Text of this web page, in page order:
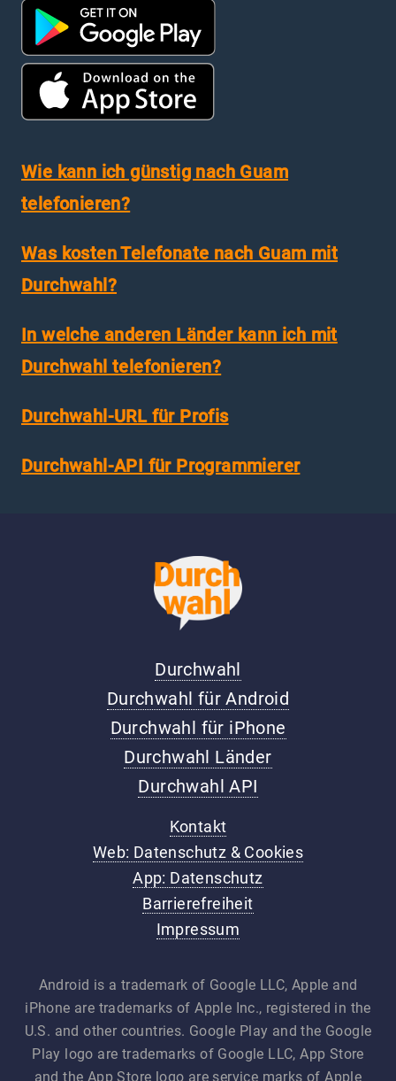
Wie kann ich günstig nach Guam
telefonieren?
Was kosten Telefonate nach Guam mit
Durchwahl?
In welche anderen Länder kann ich mit
Durchwahl telefonieren?
Durchwahl-URL für Profis
Durchwahl-API für Programmierer
Durchwahl
Durchwahl für Android
Durchwahl für iPhone
Durchwahl Länder
Durchwahl API
Kontakt
Web: Datenschutz & Cookies
App: Datenschutz
Barrierefreiheit
Impressum
Android is a trademark of Google LLC, Apple and
iPhone are trademarks of Apple Inc., registered in the
U.S. and other countries. Google Play and the Google
Play logo are trademarks of Google LLC, App Store
and the App Store logo are service marks of Apple